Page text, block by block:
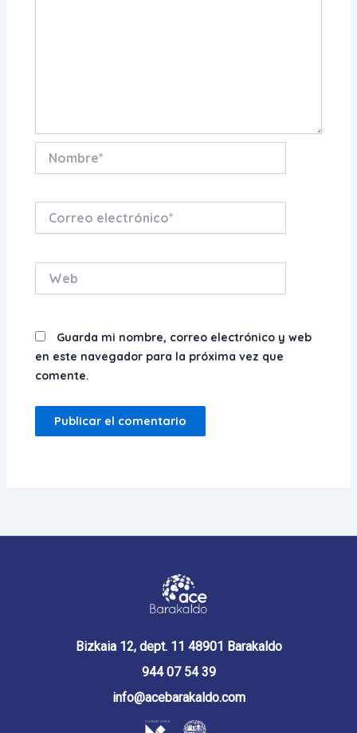
electrónico*
Guarda mi nombre, correo electrónico y web
en este navegador para la próxima vez que
comente.
Bizkaia 12, dept. 11 48901 Barakaldo
944 07 54 39
info@acebarakaldo.com